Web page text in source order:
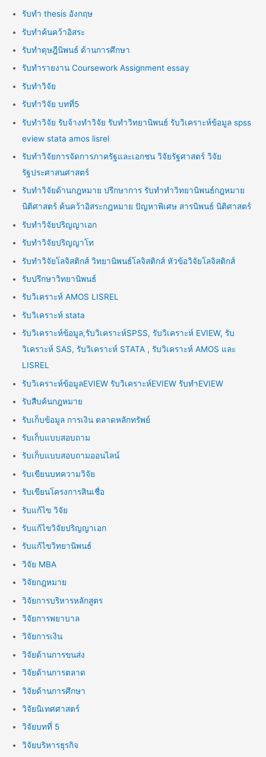
รับทำ thesis อังกฤษ
รับทำค้นคว้าอิสระ
รับทำดุษฎีนิพนธ์ ด้านการศึกษา
รับทำรายงาน Coursework Assignment essay
รับทำวิจัย
รับทำวิจัย บทที่5
รับทำวิจัย รับจ้างทำวิจัย รับทำวิทยานิพนธ์ รับวิเคราะห์ข้อมูล spss
eview stata amos lisrel
รับทำวิจัยการจัดการภาครัฐและเอกชน วิจัยรัฐศาสตร์ วิจัย
รัฐประศาสนศาสตร์
รับทำวิจัยด้านกฎหมาย ปรึกษาการ รับทำทำวิทยานิพนธ์กฎหมาย
นิติศาสตร์ ค้นคว้าอิสระกฎหมาย ปัญหาพิเศษ สารนิพนธ์ นิติศาสตร์
รับทำวิจัยปริญญาเอก
รับทำวิจัยปริญญาโท
รับทำวิจัยโลจิสติกส์ วิทยานิพนธ์โลจิสติกส์ หัวข้อวิจัยโลจิสติกส์
รับปรึกษาวิทยานิพนธ์
รับวิเคราะห์ AMOS LISREL
รับวิเคราะห์ stata
รับวิเคราะห์ข้อมูล,รับวิเคราะห์SPSS, รับวิเคราะห์ EVIEW, รับ
วิเคราะห์ SAS, รับวิเคราะห์ STATA , รับวิเคราะห์ AMOS และ
LISREL
รับวิเคราะห์ข้อมูลEVIEW รับวิเคราะห์EVIEW รับทำEVIEW
รับสืบค้นกฎหมาย
รับเก็บข้อมูล การเงิน ตลาดหลักทรัพย์
รับเก็บแบบสอบถาม
รับเก็บแบบสอบถามออนไลน์
รับเขียนบทความวิจัย
รับเขียนโครงการสินเชื่อ
รับแก้ไข วิจัย
รับแก้ไขวิจัยปริญญาเอก
รับแก้ไขวิทยานิพนธ์
วิจัย MBA
วิจัยกฎหมาย
วิจัยการบริหารหลักสูตร
วิจัยการพยาบาล
วิจัยการเงิน
วิจัยด้านการขนส่ง
วิจัยด้านการตลาด
วิจัยด้านการศึกษา
วิจัยนิเทศศาสตร์
วิจัยบทที่ 5
วิจัยบริหารธุรกิจ